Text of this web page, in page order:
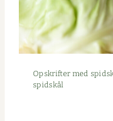
Opskrifter med
spidskål